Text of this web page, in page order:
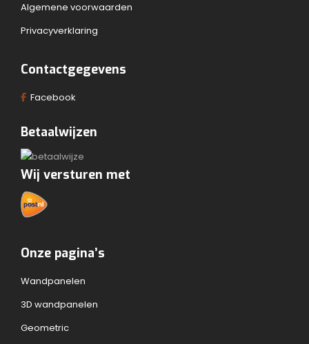
Algemene voorwaarden
Privacyverklaring
Contactgegevens
Facebook
Betaalwijzen
Wij versturen met
Onze pagina’s
Wandpanelen
3D wandpanelen
Geometric